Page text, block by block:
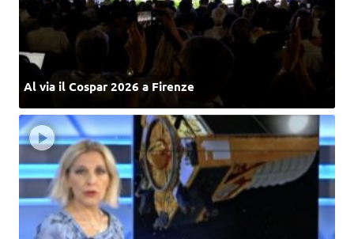
Al via il Cospar 2026 a Firenze